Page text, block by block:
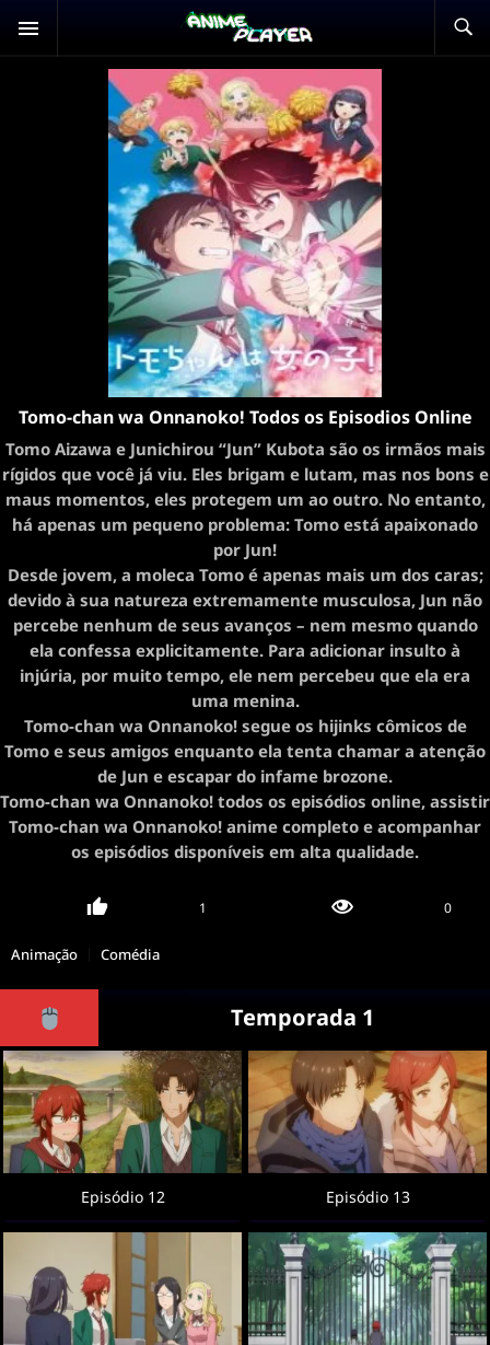
Tomo-chan wa Onnanoko! Todos os Episodios Online
Tomo Aizawa e Junichirou “Jun” Kubota são os irmãos mais
rígidos que você já viu. Eles brigam e lutam, mas nos bons e
maus momentos, eles protegem um ao outro. No entanto,
há apenas um pequeno problema: Tomo está apaixonado
por Jun!
Desde jovem, a moleca Tomo é apenas mais um dos caras;
devido à sua natureza extremamente musculosa, Jun não
percebe nenhum de seus avanços – nem mesmo quando
ela confessa explicitamente. Para adicionar insulto à
injúria, por muito tempo, ele nem percebeu que ela era
uma menina.
Tomo-chan wa Onnanoko! segue os hijinks cômicos de
Tomo e seus amigos enquanto ela tenta chamar a atenção
de Jun e escapar do infame brozone.
Tomo-chan wa Onnanoko! todos os episódios online, assistir
Tomo-chan wa Onnanoko! anime completo e acompanhar
os episódios disponíveis em alta qualidade.
1 0
Animação Comédia
Temporada 1
Episódio 12 Episódio 13